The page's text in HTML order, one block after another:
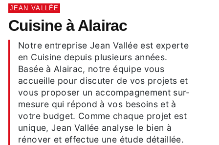
JEAN VALLÉE
Cuisine à Alairac
Notre entreprise Jean Vallée est experte
en Cuisine depuis plusieurs années.
Basée à Alairac, notre équipe vous
accueille pour discuter de vos projets et
vous proposer un accompagnement sur-
mesure qui répond à vos besoins et à
votre budget. Comme chaque projet est
unique, Jean Vallée analyse le bien à
rénover et effectue une étude détaillée.